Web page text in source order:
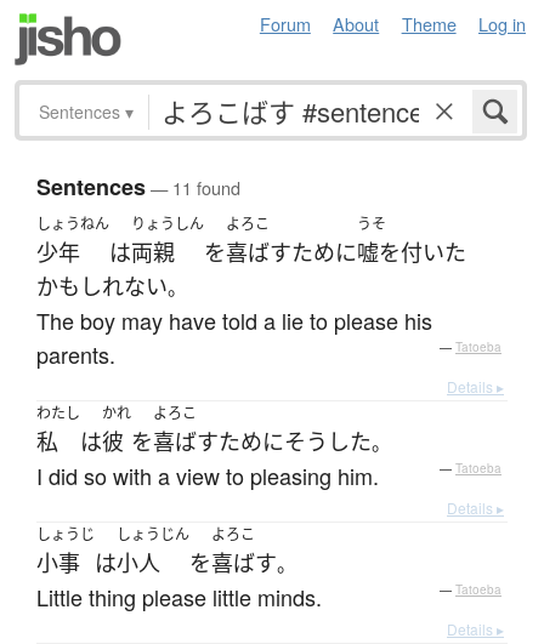
Forum About Theme Log in
Sentences ▾
Sentences— 11 found
しょうねん
少年 は
りょうしん
両親 を
よろこ
喜ばすために
うそ
嘘を付いた
かもしれない。
The boy may have told a lie to please his
parents.
— Tatoeba
Details ▸
わたし
私 は
かれ
彼 を
よろこ
喜ばすためにそうした。
I did so with a view to pleasing him. — Tatoeba
Details ▸
しょうじ
小事 は
しょうじん
小人 を
よろこ
喜ばす。
Little thing please little minds. — Tatoeba
Details ▸